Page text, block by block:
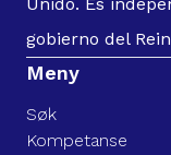
Unido. Es
gobierno del
Meny
Søk
Kompetanse